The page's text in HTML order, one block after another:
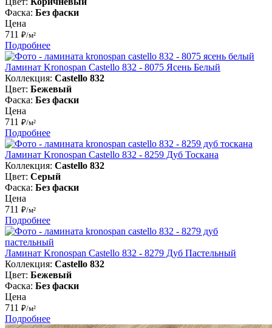
Фаска: Без фаски
Цена
711 ₽/м²
Подробнее
Ламинат Kronospan Castello 832 - 8075 Ясень Белый
Коллекция: Castello 832
Цвет: Бежевый
Фаска: Без фаски
Цена
711 ₽/м²
Подробнее
Ламинат Kronospan Castello 832 - 8259 Дуб Тоскана
Коллекция: Castello 832
Цвет: Серый
Фаска: Без фаски
Цена
711 ₽/м²
Подробнее
Ламинат Kronospan Castello 832 - 8279 Дуб Пастельный
Коллекция: Castello 832
Цвет: Бежевый
Фаска: Без фаски
Цена
711 ₽/м²
Подробнее